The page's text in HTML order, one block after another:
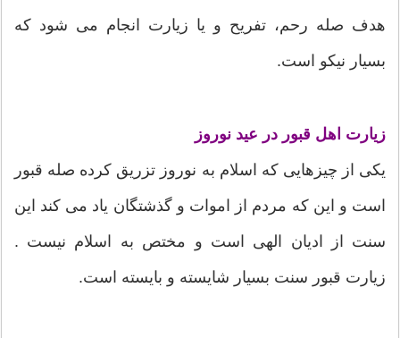
هدف صله رحم، تفریح و یا زیارت انجام می شود که
بسیار نیکو است.
زیارت اهل قبور در عید نوروز
یکی از چیزهایی که اسلام به نوروز تزریق کرده صله قبور
است و این که مردم از اموات و گذشتگان یاد می کند این
سنت از ادیان الهی است و مختص به اسلام نیست .
زیارت قبور سنت بسیار شایسته و بایسته است.